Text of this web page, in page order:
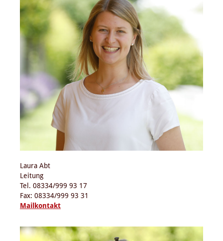
Laura Abt
Leitung
Tel. 08334/999 93 17
Fax: 08334/999 93 31
Mailkontakt